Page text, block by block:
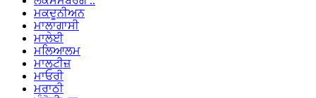
ਮਕਦੂਨੀਅਨ
ਮਾਲਾਗਾਸੀ
ਮਾਲੇਈ
ਮਲਿਆਲਮ
ਮਾਲਟੀਜ਼
ਮਾਓਰੀ
ਮਰਾਠੀ